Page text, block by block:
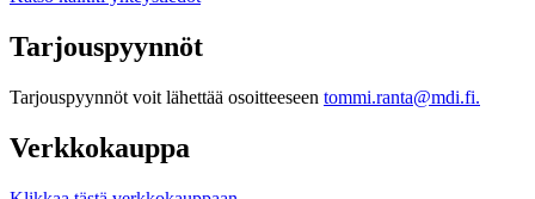
Tarjouspyynnöt
Tarjouspyynnöt voit lähettää osoitteeseen tommi.ranta@mdi.fi.
Verkkokauppa